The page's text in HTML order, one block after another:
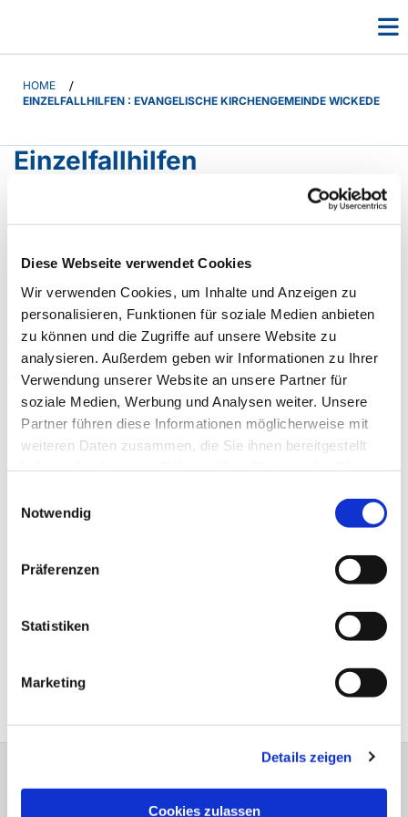
Diese Webseite verwendet Cookies
Wir verwenden Cookies, um Inhalte und Anzeigen zu
personalisieren, Funktionen für soziale Medien anbieten
zu können und die Zugriffe auf unsere Website zu
analysieren. Außerdem geben wir Informationen zu Ihrer
Verwendung unserer Website an unsere Partner für
soziale Medien, Werbung und Analysen weiter. Unsere
Partner führen diese Informationen möglicherweise mit
weiteren Daten zusammen, die Sie ihnen bereitgestellt
Notwendig
Präferenzen
Statistiken
Marketing
Details zeigen
Cookies zulassen
HOME /
EINZELFALLHILFEN : EVANGELISCHE KIRCHENGEMEINDE WICKEDE
Einzelfallhilfen
Wir leisten unbürokratische Hilfe bei sozialer und/oder
wirtschaftlicher Notlage und geben auch Unterstützung
Dabei gilt unsere Fürsorge in erster Linie unseren in Not
geratenen Gemeindegliedern. Es können aber auch
Menschen in akuter Not, die nicht Mitglieder unserer
Gemeinde sind, unterstützt werden.
Für diese werden die Spenden in jedem Gottesdienst
im sog. "Klingelbeutel" gesammelt.
Die Kirchengemeinde sorgt dafür, dass dieses Geld
zielgerichtet ankommt.